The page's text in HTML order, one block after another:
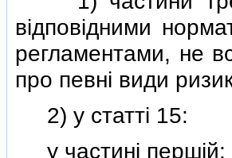
вiдповiдними
регламентами, не
про певнi види
2) у статтi 15:
у частинi першiй: